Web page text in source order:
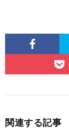
関連する記事